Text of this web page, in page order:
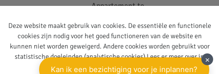
Appartement te
Bouwgrond te
koop Dilbeek
Vastgoedkantoor
Ternat
Deze website maakt gebruik van cookies. De essentiële en functionele
cookies zijn nodig voor het goed functioneren van de website en
kunnen niet worden geweigerd. Andere cookies worden gebruikt voor
statistische doeleinden (analytische cookies) Lees er meer over in
onzeprivacy policy.